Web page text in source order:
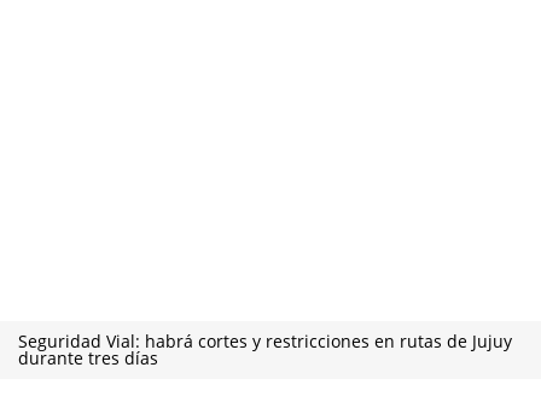
Seguridad Vial: habrá cortes y restricciones en rutas de Jujuy
durante tres días